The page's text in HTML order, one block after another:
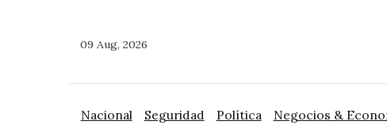
09 Aug, 2026
Nacional Seguridad Política Negocios &